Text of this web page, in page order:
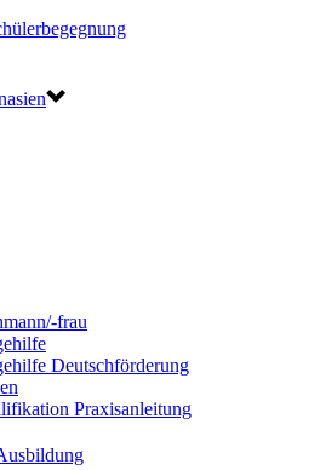
frau
Deutschförderung
Praxisanleitung